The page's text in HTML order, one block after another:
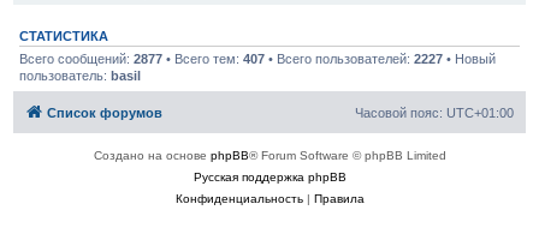
СТАТИСТИКА
Всего сообщений: 2877• Всего тем: 407• Всего пользователей: 2227• Новый
пользователь: basil
Список форумов Часовой пояс: UTC+01:00
Создано на основе phpBB® Forum Software © phpBB Limited
Русская поддержка phpBB
Конфиденциальность| Правила